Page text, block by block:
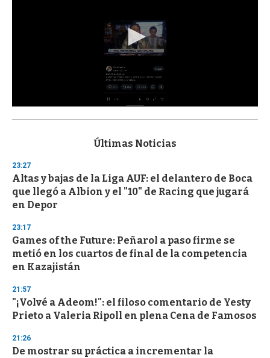
s
d
s
o
f
3
s
e
c
o
n
Últimas Noticias
23:27
Altas y bajas de la Liga AUF: el delantero de Boca
que llegó a Albion y el "10" de Racing que jugará
en Depor
23:17
Games of the Future: Peñarol a paso firme se
metió en los cuartos de final de la competencia
en Kazajistán
21:57
"¡Volvé a Adeom!": el filoso comentario de Yesty
Prieto a Valeria Ripoll en plena Cena de Famosos
21:26
De mostrar su práctica a incrementar la